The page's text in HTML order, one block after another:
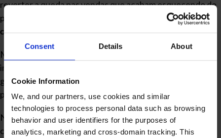
Consent Details About
Cookie Information
We, and our partners, use cookies and similar
technologies to process personal data such as browsing
behavior and user identifiers for the purposes of
analytics, marketing and cross-domain tracking. This
reverter a queda nas vendas que acabam esquecendo de
pontos básicos, como a
satisfação do clientee o
compromisso com os funcionários.
Mantenha o foco! Preserve estratégias saudáveis, que
impactem de modo positivo nos clientes e em outros
grupos de interesse à empresa. Assim, seu negócio
poderá crescer muito mais!
Nunca se esqueça de melhorar o relacionamento com os
clientes, manter o time motivado, contar com um bom